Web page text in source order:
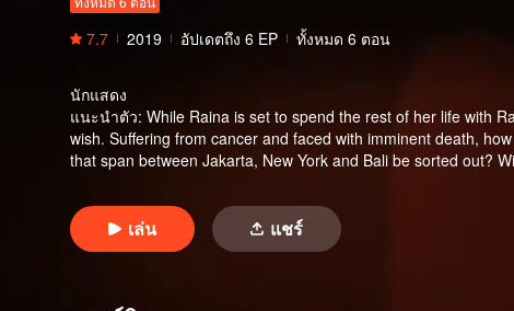
7.7 2019 อัปเดตถึง 6 EP ทั้งหมด 6 ตอน
นักแสดง
แนะนำตัว: While Raina is set to spend the rest of her life with
wish. Suffering from cancer and faced with imminent death,
that span between Jakarta, New York and Bali be sorted out?
เล่น แชร์